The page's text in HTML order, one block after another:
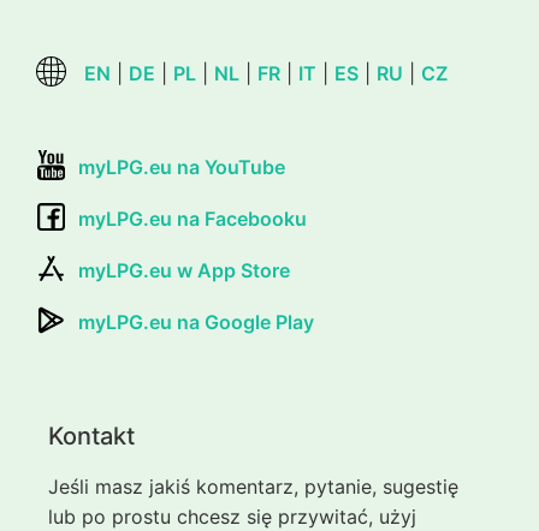
EN DE PL NL FR IT ES RU CZ
myLPG.eu na YouTube
myLPG.eu na Facebooku
myLPG.eu w App Store
myLPG.eu na Google Play
Kontakt
Jeśli masz jakiś komentarz, pytanie, sugestię
lub po prostu chcesz się przywitać, użyj